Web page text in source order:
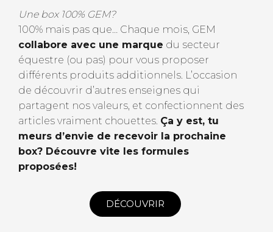
Une box 100% GEM?
100% mais pas que… Chaque mois, GEM
collabore avec une marque du secteur
équestre (ou pas) pour vous proposer
différents produits additionnels. L’occasion
de découvrir d’autres enseignes qui
partagent nos valeurs, et confectionnent des
articles vraiment chouettes. Ça y est, tu
meurs d’envie de recevoir la prochaine
box? Découvre vite les formules
proposées!
DÉCOUVRIR